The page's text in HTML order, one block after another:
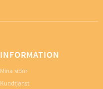
INFORMATION
Mina sidor
Kundtjänst